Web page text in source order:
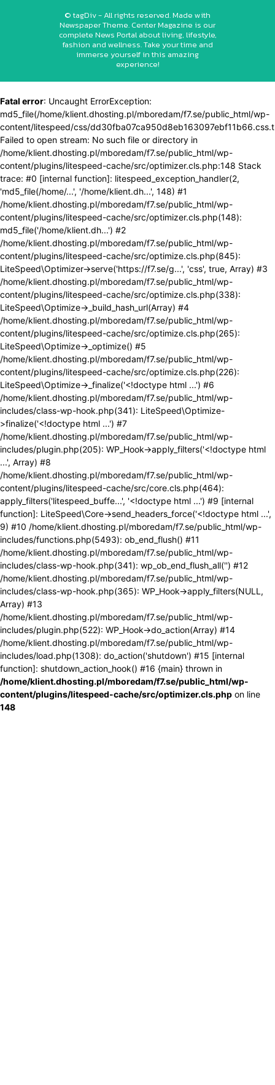
© tagDiv - All rights reserved. Made with
Newspaper Theme. Center Magazine is our
complete News Portal about living, lifestyle,
fashion and wellness. Take your time and
immerse yourself in this amazing
experience!
Fatal error: Uncaught ErrorException:
md5_file(/home/klient.dhosting.pl/mboredam/f7.se/public_html/wp-
content/litespeed/css/
Failed to open stream: No such file or directory in
/home/klient.dhosting.pl/mboredam/f7.se/public_html/wp-
content/plugins/litespeed-cache/src/optimizer.cls.php:148 Stack
trace: #0 [internal function]: litespeed_exception_handler(2,
'md5_file(/home/...', '/home/klient.dh...', 148) #1
/home/klient.dhosting.pl/mboredam/f7.se/public_html/wp-
content/plugins/litespeed-cache/src/optimizer.cls.php(148):
md5_file('/home/klient.dh...') #2
/home/klient.dhosting.pl/mboredam/f7.se/public_html/wp-
content/plugins/litespeed-cache/src/optimize.cls.php(845):
LiteSpeed\Optimizer->serve('https://f7.se/g...', 'css', true, Array) #3
/home/klient.dhosting.pl/mboredam/f7.se/public_html/wp-
content/plugins/litespeed-cache/src/optimize.cls.php(338):
LiteSpeed\Optimize->_build_hash_url(Array) #4
/home/klient.dhosting.pl/mboredam/f7.se/public_html/wp-
content/plugins/litespeed-cache/src/optimize.cls.php(265):
LiteSpeed\Optimize->_optimize() #5
/home/klient.dhosting.pl/mboredam/f7.se/public_html/wp-
content/plugins/litespeed-cache/src/optimize.cls.php(226):
LiteSpeed\Optimize->_finalize('<!doctype html ...') #6
/home/klient.dhosting.pl/mboredam/f7.se/public_html/wp-
includes/class-wp-hook.php(341): LiteSpeed\Optimize-
>finalize('<!doctype html ...') #7
/home/klient.dhosting.pl/mboredam/f7.se/public_html/wp-
includes/plugin.php(205): WP_Hook->apply_filters('<!doctype html
...', Array) #8
/home/klient.dhosting.pl/mboredam/f7.se/public_html/wp-
content/plugins/litespeed-cache/src/core.cls.php(464):
apply_filters('litespeed_buffe...', '<!doctype html ...') #9 [internal
function]: LiteSpeed\Core->send_headers_force('<!doctype html ...',
9) #10 /home/klient.dhosting.pl/mboredam/f7.se/public_html/wp-
includes/functions.php(5493): ob_end_flush() #11
/home/klient.dhosting.pl/mboredam/f7.se/public_html/wp-
includes/class-wp-hook.php(341): wp_ob_end_flush_all('') #12
/home/klient.dhosting.pl/mboredam/f7.se/public_html/wp-
includes/class-wp-hook.php(365): WP_Hook->apply_filters(NULL,
Array) #13
/home/klient.dhosting.pl/mboredam/f7.se/public_html/wp-
includes/plugin.php(522): WP_Hook->do_action(Array) #14
/home/klient.dhosting.pl/mboredam/f7.se/public_html/wp-
includes/load.php(1308): do_action('shutdown') #15 [internal
function]: shutdown_action_hook() #16 {main} thrown in
/home/klient.dhosting.pl/mboredam/f7.se/public_html/wp-
content/plugins/litespeed-cache/src/optimizer.cls.php on line
148